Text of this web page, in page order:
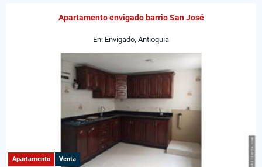
Apartamento envigado barrio San José
En: Envigado, Antioquia
Apartamento Venta